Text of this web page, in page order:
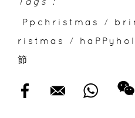
Ppchristmas
/
ristmas
/
節